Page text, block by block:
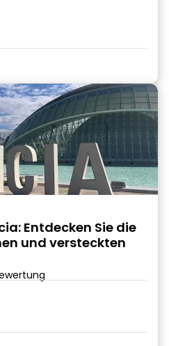
Entdecken Sie die
und versteckten